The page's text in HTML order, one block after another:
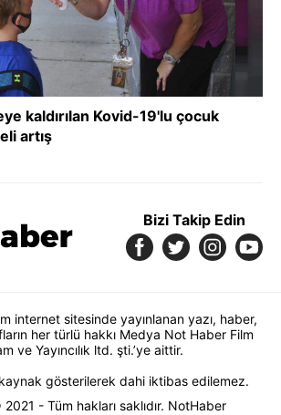
kaldırılan Kovid-19'lu çocuk
artış
Bizi Takip Edin
internet sitesinde yayınlanan yazı, haber,
her türlü hakkı Medya Not Haber Film
ve Yayıncılık ltd. şti.’ye aittir.
gösterilerek dahi iktibas edilemez.
- Tüm hakları saklıdır. NotHaber